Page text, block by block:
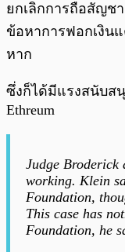
ยกเลิกการถือสัญช
ข้อหาการฟอกเงิน
หาก
ซึ่งก็ได้มีแรงสนับส
Ethreum
Judge Broderick
working. Klein
Foundation,
This case has
Foundation, he